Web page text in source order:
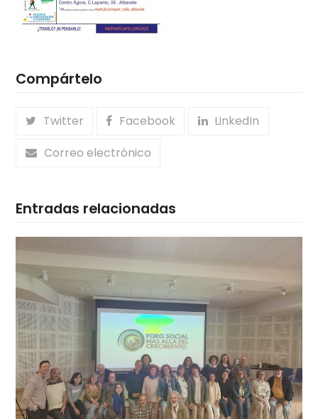
Compártelo
Twitter Facebook
LinkedIn
Correo electrónico
Entradas relacionadas